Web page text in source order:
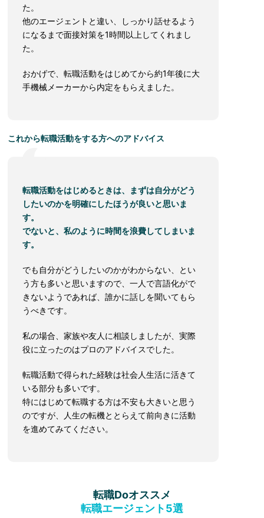
た。
他のエージェントと違い、しっかり話せるよう
になるまで面接対策を1時間以上してくれまし
た。
おかげで、転職活動をはじめてから約1年後に大
手機械メーカーから内定をもらえました。
これから転職活動をする方へのアドバイス
転職活動をはじめるときは、まずは自分がどう
したいのかを明確にしたほうが良いと思いま
す。
でないと、私のように時間を浪費してしまいま
す。
でも自分がどうしたいのかがわからない、とい
う方も多いと思いますので、一人で言語化がで
きないようであれば、誰かに話しを聞いてもら
うべきです。
私の場合、家族や友人に相談しましたが、実際
役に立ったのはプロのアドバイスでした。
転職活動で得られた経験は社会人生活に活きて
いる部分も多いです。
特にはじめて転職する方は不安も大きいと思う
のですが、人生の転機ととらえて前向きに活動
を進めてみてください。
転職Doオススメ
転職エージェント5選